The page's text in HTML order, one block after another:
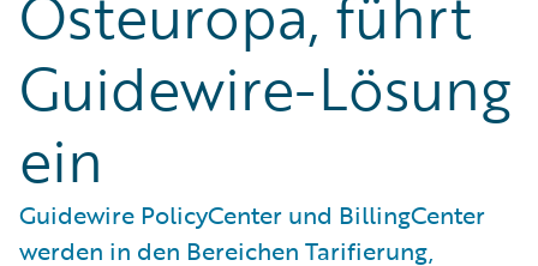
Guidewire-Lösung
ein
Guidewire PolicyCenter und BillingCenter
werden in den Bereichen Tarifierung,